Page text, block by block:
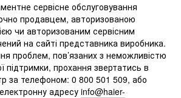
сервісне обслуговування
продавцем, авторизованою
чи авторизованим сервісним
на сайті представника виробника.
проблем, пов’язаних з неможливістю
підтримки, прохання звертатись в
за телефоном: 0 800 501 509, або
адресу info@haier-